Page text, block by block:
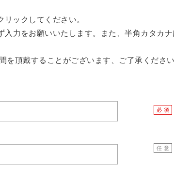
ックしてください。
入力をお願いいたします。また、半角カタカ
を頂戴することがございます、ご了承ください
必 須
任 意